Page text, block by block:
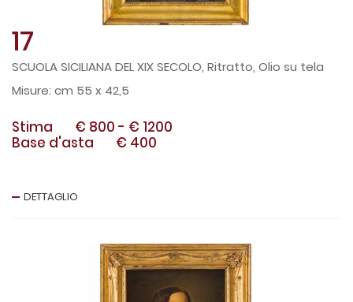
17
SCUOLA SICILIANA DEL XIX SECOLO, Ritratto, Olio su tela
cm 55 x 42,5
Stima € 800 - € 1200
Base d'asta
€ 400
DETTAGLIO